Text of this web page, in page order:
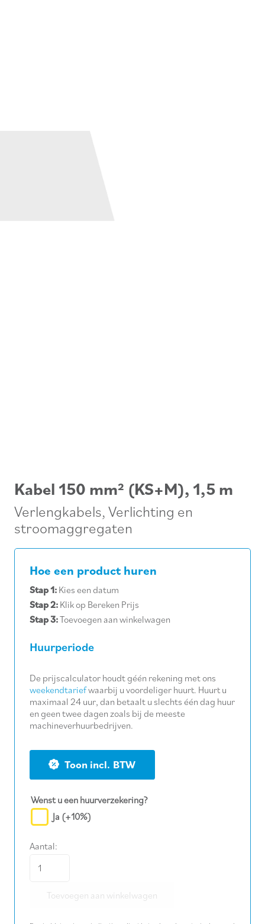
Kabel 150 mm² (KS+M), 1,5 m
Verlengkabels,Verlichting en
stroomaggregaten
Hoe een product huren
Stap 1: Kies een datum
Stap 2: Klik op Bereken Prijs
Stap 3:Toevoegen aan winkelwagen
Huurperiode
De prijscalculator houdt géén rekening met ons
weekendtariefwaarbij u voordeliger huurt. Huurt u
maximaal 24 uur, dan betaalt u slechts één dag huur
en geen twee dagen zoals bij de meeste
machineverhuurbedrijven.
BTW
Wenst u een huurverzekering?
Ja (+10%)
Aantal:
Kabel
mm²Toevoegen aan winkelwagen